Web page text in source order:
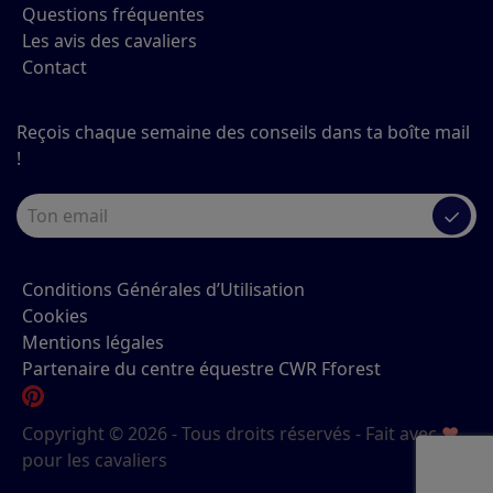
Questions fréquentes
Les avis des cavaliers
Contact
Reçois chaque semaine des conseils dans ta boîte mail
!
✓
Conditions Générales d’Utilisation
Cookies
Mentions légales
Partenaire du centre équestre CWR Fforest
Copyright © 2026 - Tous droits réservés - Fait avec♥
pour les cavaliers